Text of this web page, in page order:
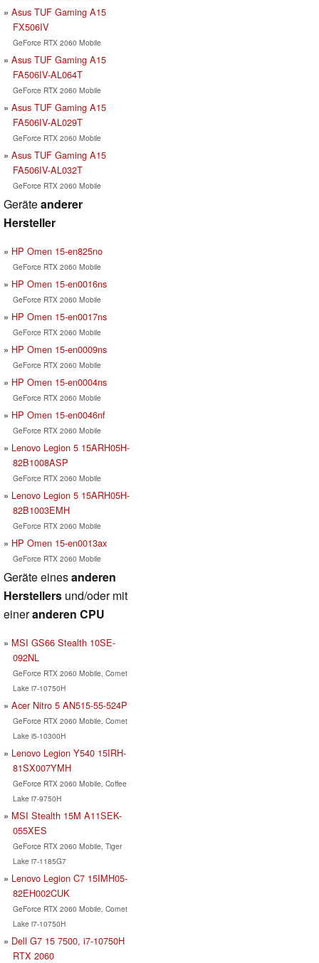
Asus TUF Gaming A15
FX506IV
GeForce RTX 2060 Mobile
Asus TUF Gaming A15
FA506IV-AL064T
GeForce RTX 2060 Mobile
Asus TUF Gaming A15
FA506IV-AL029T
GeForce RTX 2060 Mobile
Asus TUF Gaming A15
FA506IV-AL032T
GeForce RTX 2060 Mobile
Geräteanderer
Hersteller
HP Omen 15-en825no
GeForce RTX 2060 Mobile
HP Omen 15-en0016ns
GeForce RTX 2060 Mobile
HP Omen 15-en0017ns
GeForce RTX 2060 Mobile
HP Omen 15-en0009ns
GeForce RTX 2060 Mobile
HP Omen 15-en0004ns
GeForce RTX 2060 Mobile
HP Omen 15-en0046nf
GeForce RTX 2060 Mobile
Lenovo Legion 5 15ARH05H-
82B1008ASP
GeForce RTX 2060 Mobile
Lenovo Legion 5 15ARH05H-
82B1003EMH
GeForce RTX 2060 Mobile
HP Omen 15-en0013ax
GeForce RTX 2060 Mobile
Geräte einesanderen
Herstellers und/oder mit
eineranderen CPU
MSI GS66 Stealth 10SE-
092NL
GeForce RTX 2060 Mobile, Comet
Lake i7-10750H
Acer Nitro 5 AN515-55-524P
GeForce RTX 2060 Mobile, Comet
Lake i5-10300H
Lenovo Legion Y540 15IRH-
81SX007YMH
GeForce RTX 2060 Mobile, Coffee
Lake i7-9750H
MSI Stealth 15M A11SEK-
055XES
GeForce RTX 2060 Mobile, Tiger
Lake i7-1185G7
Lenovo Legion C7 15IMH05-
82EH002CUK
GeForce RTX 2060 Mobile, Comet
Lake i7-10750H
Dell G7 15 7500, i7-10750H
RTX 2060